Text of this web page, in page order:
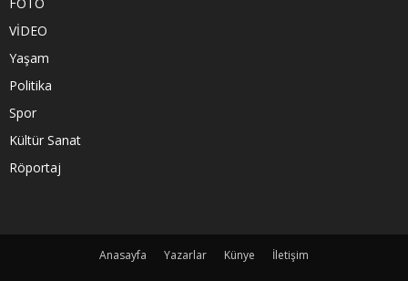
VİDEO
Yaşam
Politika
Spor
Kültür Sanat
Röportaj
Anasayfa Yazarlar Künye
İletişim